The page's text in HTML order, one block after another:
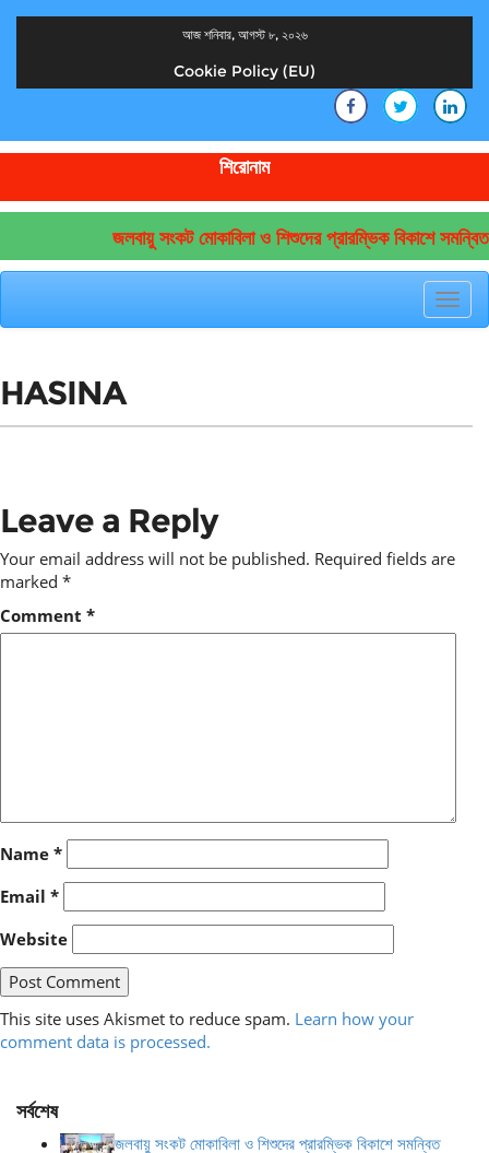
আজ শনিবার, আগস্ট ৮, ২০২৬
Cookie Policy (EU)
শিরোনাম
জলবায়ু সংকট মোকাবিলা ও শিশুদের প্রারম্ভিক বিকাশে
HASINA
Leave a Reply
Your email address will not be published. Required fields are
marked *
Comment *
Name *
Email *
Website
This site uses Akismet to reduce spam. Learn how your
comment data is processed.
সর্বশেষ
জলবায়ু সংকট মোকাবিলা ও শিশুদের প্রারম্ভিক বিকাশে সমন্বিত